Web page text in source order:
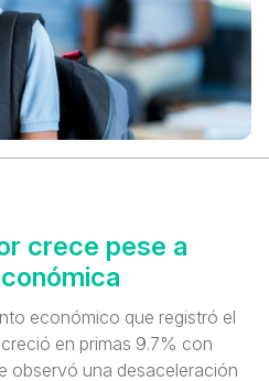
crece pese a
económico que registró el
en primas 9.7% con
observó una desaceleración